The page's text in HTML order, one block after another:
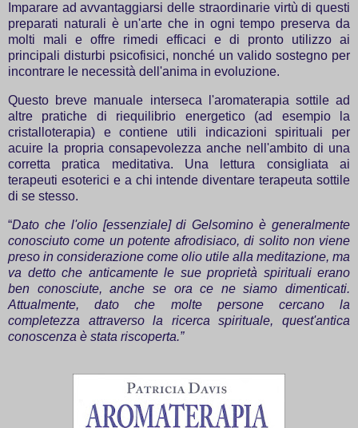
Imparare ad avvantaggiarsi delle straordinarie virtù di questi
preparati naturali è un'arte che in ogni tempo preserva da
molti mali e offre rimedi efficaci e di pronto utilizzo ai
principali disturbi psicofisici, nonché un valido sostegno per
incontrare le necessità dell'anima in evoluzione.
Questo breve manuale interseca l'aromaterapia sottile ad
altre pratiche di riequilibrio energetico (ad esempio la
cristalloterapia) e contiene utili indicazioni spirituali per
acuire la propria consapevolezza anche nell'ambito di una
corretta pratica meditativa. Una lettura consigliata ai
terapeuti esoterici e a chi intende diventare terapeuta sottile
di se stesso.
“Dato che l'olio [essenziale] di Gelsomino è generalmente
conosciuto come un potente afrodisiaco, di solito non viene
preso in considerazione come olio utile alla meditazione, ma
va detto che anticamente le sue proprietà spirituali erano
ben conosciute, anche se ora ce ne siamo dimenticati.
Attualmente, dato che molte persone cercano la
completezza attraverso la ricerca spirituale, quest'antica
conoscenza è stata riscoperta.”